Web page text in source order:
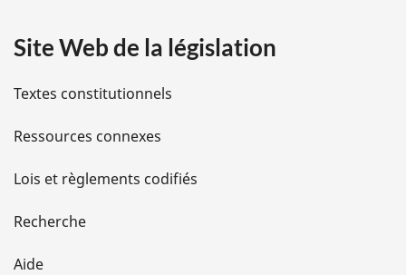
i
l
s
d
e
l
Site Web de la législation
Textes constitutionnels
Ressources connexes
Lois et règlements codifiés
Recherche
Aide